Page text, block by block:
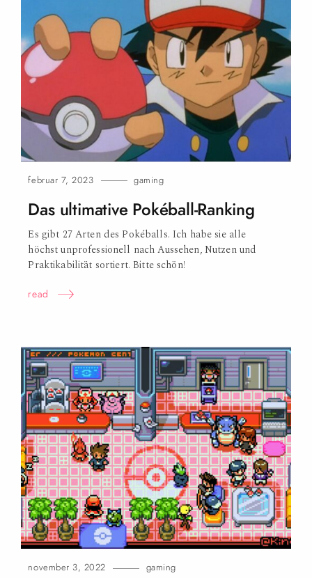
februar 7, 2023 gaming
Das ultimative Pokéball-Ranking
Es gibt 27 Arten des Pokéballs. Ich habe sie alle
höchst unprofessionell nach Aussehen, Nutzen und
Praktikabilität sortiert. Bitte schön!
read
november 3, 2022 gaming